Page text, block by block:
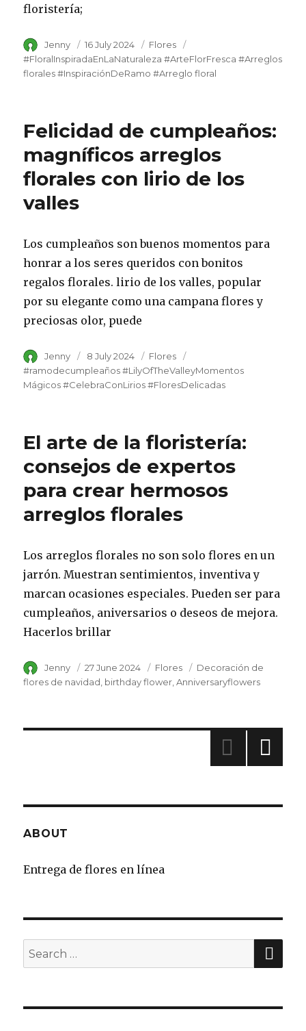
floristería;
Author
Jenny
Posted
on
16 July 2024 Category
Flores
#FloralInspiradaEnLaNaturaleza #ArteFlorFresca #Arreglos
florales #InspiraciónDeRamo #Arreglo floral
Felicidad de cumpleaños:
magníficos arreglos
florales con lirio de los
valles
Los cumpleaños son buenos momentos para
honrar a los seres queridos con bonitos
regalos florales. lirio de los valles, popular
por su elegante como una campana flores y
preciosas olor, puede
Author
Jenny
Posted
on
8 July 2024 Category
Flores
#ramodecumpleaños #LilyOfTheValleyMomentos
Mágicos #CelebraConLirios #FloresDelicadas
El arte de la floristería:
consejos de expertos
para crear hermosos
arreglos florales
Los arreglos florales no son solo flores en un
jarrón. Muestran sentimientos, inventiva y
marcan ocasiones especiales. Pueden ser para
cumpleaños, aniversarios o deseos de mejora.
Hacerlos brillar
Author
Jenny
Posted
on
27 June 2024 Category
Flores Tags
Decoración de
flores de navidad birthday flower Anniversaryflowers
ABOUT
Entrega de flores en línea
Search
for: